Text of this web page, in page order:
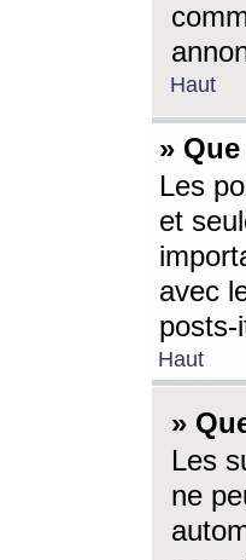
Haut
»
Les
et
avec
posts-
Haut
»
Les
ne